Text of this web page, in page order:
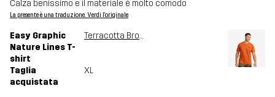
Calza benissimo e il materiale è molto comodo
La presente è una traduzione. Verdi l'originale
Easy Graphic
Nature Lines T-
shirt
Terracotta Brown
Taglia
acquistata
XL